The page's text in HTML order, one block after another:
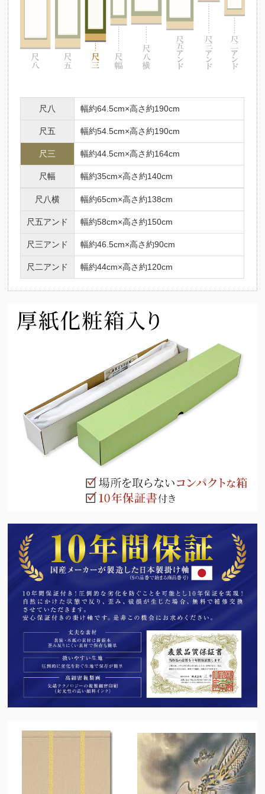
尺八 幅約64.5cm×高さ約190cm
尺五 幅約54.5cm×高さ約190cm
尺三 幅約44.5cm×高さ約164cm
尺幅 幅約35cm×高さ約140cm
尺八横 幅約65cm×高さ約138cm
尺五アンド 幅約58cm×高さ約150cm
尺三アンド 幅約46.5cm×高さ約90cm
尺二アンド 幅約44cm×高さ約120cm